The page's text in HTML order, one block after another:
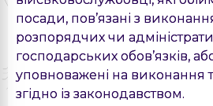
посади, пов’язані з
розпорядчих чи
господарських обов’язків,
уповноважені на виконання
згідно із законодавством.